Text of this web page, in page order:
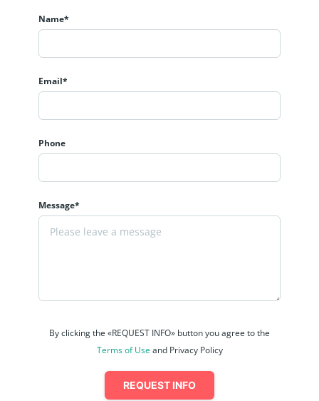
Name*
Email*
Phone
Message*
By clicking the «REQUEST INFO» button you agree to the
Terms of Use and Privacy Policy
REQUEST INFO